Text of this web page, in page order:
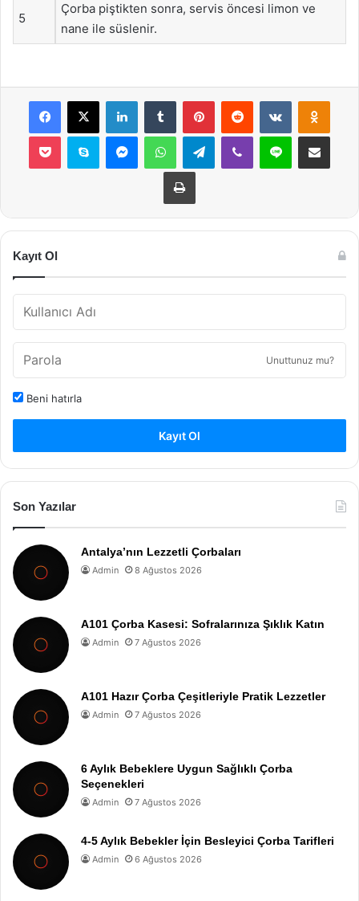
5
Çorba piştikten sonra, servis öncesi limon ve
nane ile süslenir.
Facebook
X LinkedInTumblr PinterestReddit VKontakte
Pocket Skype MessengerWhatsAppTelegramViber Line E-Posta ile
Yazdır
Kayıt Ol
Unuttunuz mu?
Beni hatırla
Kayıt Ol
Son Yazılar
Antalya’nın Lezzetli Çorbaları
Admin 8 Ağustos 2026
A101 Çorba Kasesi: Sofralarınıza Şıklık Katın
Admin 7 Ağustos 2026
A101 Hazır Çorba Çeşitleriyle Pratik Lezzetler
Admin 7 Ağustos 2026
6 Aylık Bebeklere Uygun Sağlıklı Çorba
Seçenekleri
Admin 7 Ağustos 2026
4-5 Aylık Bebekler İçin Besleyici Çorba Tarifleri
Admin 6 Ağustos 2026